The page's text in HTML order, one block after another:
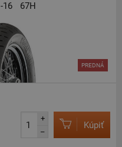
-16
67H
PREDNÁ
+
–
Kúpiť